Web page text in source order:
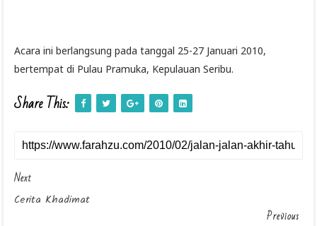
Acara ini berlangsung pada tanggal 25-27 Januari 2010,
bertempat di Pulau Pramuka, Kepulauan Seribu.
Share This:
Next
Cerita Khadimat
Previous